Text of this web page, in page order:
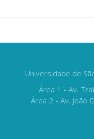
Universidade de
Área 1 - Av.
Área 2 - Av. João